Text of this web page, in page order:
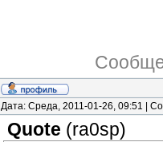
Дата: Среда, 2011-01-26, 09:51 |
Quote (ra0sp)